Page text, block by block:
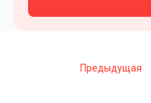
Предыдущая